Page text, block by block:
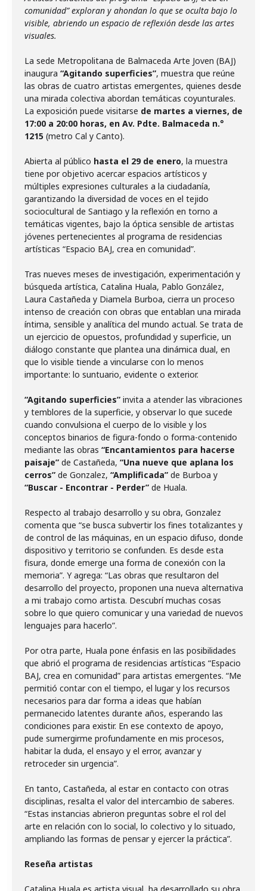
comunidad” exploran y ahondan lo que se oculta bajo lo
visible, abriendo un espacio de reflexión desde las artes
visuales.
La sede Metropolitana de Balmaceda Arte Joven (BAJ)
inaugura “Agitando superficies”, muestra que reúne
las obras de cuatro artistas emergentes, quienes desde
una mirada colectiva abordan temáticas coyunturales.
La exposición puede visitarse de martes a viernes, de
17:00 a 20:00 horas, en Av. Pdte. Balmaceda n.°
1215 (metro Cal y Canto).
Abierta al público hasta el 29 de enero, la muestra
tiene por objetivo acercar espacios artísticos y
múltiples expresiones culturales a la ciudadanía,
garantizando la diversidad de voces en el tejido
sociocultural de Santiago y la reflexión en torno a
temáticas vigentes, bajo la óptica sensible de artistas
jóvenes pertenecientes al programa de residencias
artísticas “Espacio BAJ, crea en comunidad”.
Tras nueves meses de investigación, experimentación y
búsqueda artística, Catalina Huala, Pablo González,
Laura Castañeda y Diamela Burboa, cierra un proceso
intenso de creación con obras que entablan una mirada
íntima, sensible y analítica del mundo actual. Se trata de
un ejercicio de opuestos, profundidad y superficie, un
diálogo constante que plantea una dinámica dual, en
que lo visible tiende a vincularse con lo menos
importante: lo suntuario, evidente o exterior.
“Agitando superficies” invita a atender las vibraciones
y temblores de la superficie, y observar lo que sucede
cuando convulsiona el cuerpo de lo visible y los
conceptos binarios de figura-fondo o forma-contenido
mediante las obras “Encantamientos para hacerse
paisaje” de Castañeda, “Una nueve que aplana los
cerros” de Gonzalez, “Amplificada” de Burboa y
“Buscar - Encontrar - Perder” de Huala.
Respecto al trabajo desarrollo y su obra, Gonzalez
comenta que “se busca subvertir los fines totalizantes y
de control de las máquinas, en un espacio difuso, donde
dispositivo y territorio se confunden. Es desde esta
fisura, donde emerge una forma de conexión con la
memoria”. Y agrega: “Las obras que resultaron del
desarrollo del proyecto, proponen una nueva alternativa
a mi trabajo como artista. Descubrí muchas cosas
sobre lo que quiero comunicar y una variedad de nuevos
lenguajes para hacerlo”.
Por otra parte, Huala pone énfasis en las posibilidades
que abrió el programa de residencias artísticas “Espacio
BAJ, crea en comunidad” para artistas emergentes. “Me
permitió contar con el tiempo, el lugar y los recursos
necesarios para dar forma a ideas que habían
permanecido latentes durante años, esperando las
condiciones para existir. En ese contexto de apoyo,
pude sumergirme profundamente en mis procesos,
habitar la duda, el ensayo y el error, avanzar y
retroceder sin urgencia”.
En tanto, Castañeda, al estar en contacto con otras
disciplinas, resalta el valor del intercambio de saberes.
“Estas instancias abrieron preguntas sobre el rol del
arte en relación con lo social, lo colectivo y lo situado,
ampliando las formas de pensar y ejercer la práctica”.
Reseña artistas